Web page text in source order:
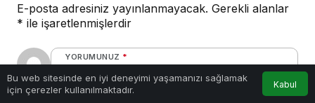
E-posta adresiniz yayınlanmayacak. Gerekli alanlar
* ile işaretlenmişlerdir
YORUMUNUZ *
Bu web sitesinde en iyi deneyimi yaşamanızı sağlamak
için çerezler kullanılmaktadır.
Kabul
Anasayfa Hesabım